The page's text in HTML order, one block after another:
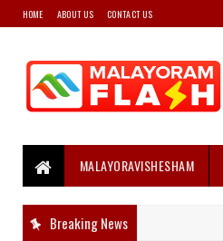
HOME ABOUT US CONTACT US
MALAYORAVISHESHAM
Breaking News